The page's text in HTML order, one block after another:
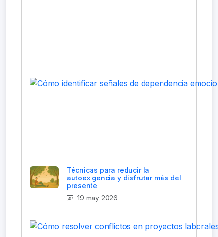
Técnicas para reducir la
autoexigencia y disfrutar más del
presente
19 may 2026